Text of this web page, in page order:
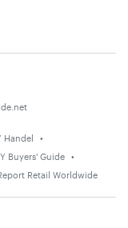
Handel
Buyers' Guide
Retail Worldwide